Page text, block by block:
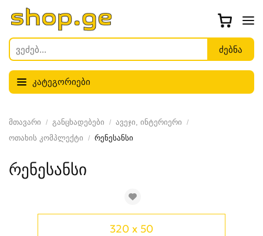
კატეგორიები
მთავარი განცხადებები
ავეჯი, ინტერიერი
ოთახის კომპლექტი
რენესანსი
რენესანსი
320 x 50